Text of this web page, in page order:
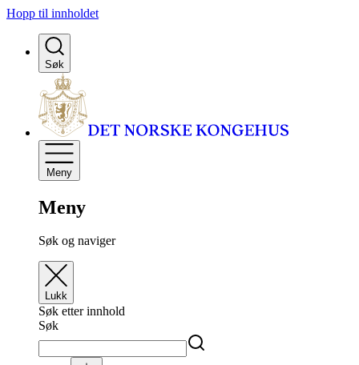
Hopp til innholdet
Søk
Meny
Meny
Søk og naviger
Lukk
Søk etter innhold
Søk